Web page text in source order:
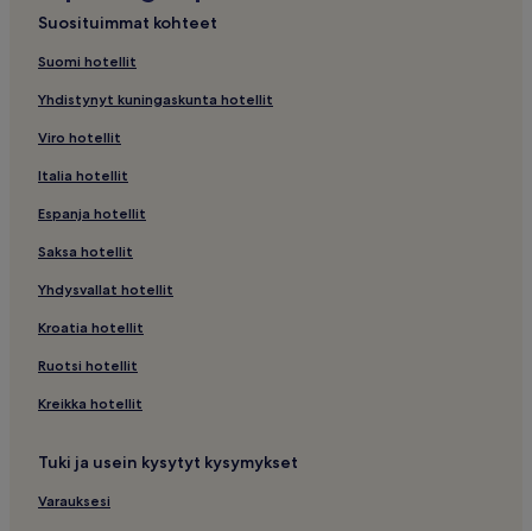
Hotellit – Jämsänkoski
Hotellit – Leppälahti
Hotellit – Kivijärvi
Hotellit pysäköinnillä kohteessa Jyväskylä
Hotellit kuntosalilla kohteessa Jyväskylä
Hotellit ilmaisella aamiaisella kohteessa Jyväskylä
Hotellit keittiöllä kohteessa Jyväskylä
Asunnot – Jyväskylä
Halvat hotellit kohteessa Jyväskylä
Suosituimmat kohteet
Suomi hotellit
Yhdistynyt kuningaskunta hotellit
Viro hotellit
Italia hotellit
Espanja hotellit
Saksa hotellit
Yhdysvallat hotellit
Kroatia hotellit
Ruotsi hotellit
Kreikka hotellit
Tuki ja usein kysytyt kysymykset
Varauksesi